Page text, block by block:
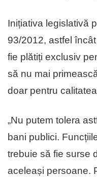
Inițiativa legislativă
93/2012, astfel
fie plătiți exclusiv
să nu mai
doar pentru
„Nu putem tolera
bani publici.
trebuie să fie surse
aceleași persoane.